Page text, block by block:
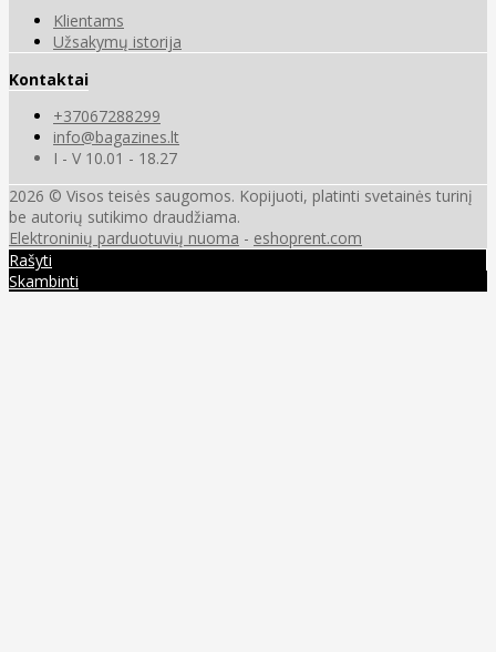
Klientams
Užsakymų istorija
Kontaktai
+37067288299
info@bagazines.lt
I - V 10.01 - 18.27
2026 © Visos teisės saugomos. Kopijuoti, platinti svetainės turinį
be autorių sutikimo draudžiama.
Elektroninių parduotuvių nuoma - eshoprent.com
Rašyti
Skambinti